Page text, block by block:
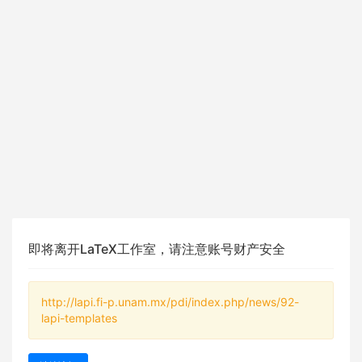
即将离开LaTeX工作室，请注意账号财产安全
http://lapi.fi-p.unam.mx/pdi/index.php/news/92-
lapi-templates